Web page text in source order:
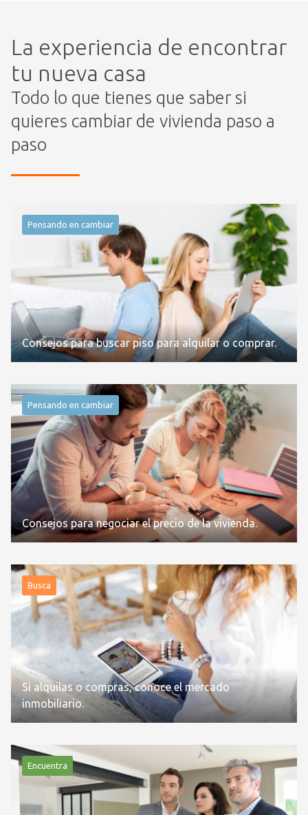
La experiencia de encontrar
tu nueva casa
Todo lo que tienes que saber si
quieres cambiar de vivienda paso a
paso
Pensando en cambiar
Consejos para buscar piso para alquilar o comprar.
Pensando en cambiar
Consejos para negociar el precio de la vivienda.
Busca
Si alquilas o compras, conoce el mercado
inmobiliario.
Encuentra